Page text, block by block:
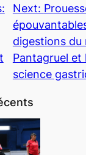
Next:
digestions du
Pantagruel et
science